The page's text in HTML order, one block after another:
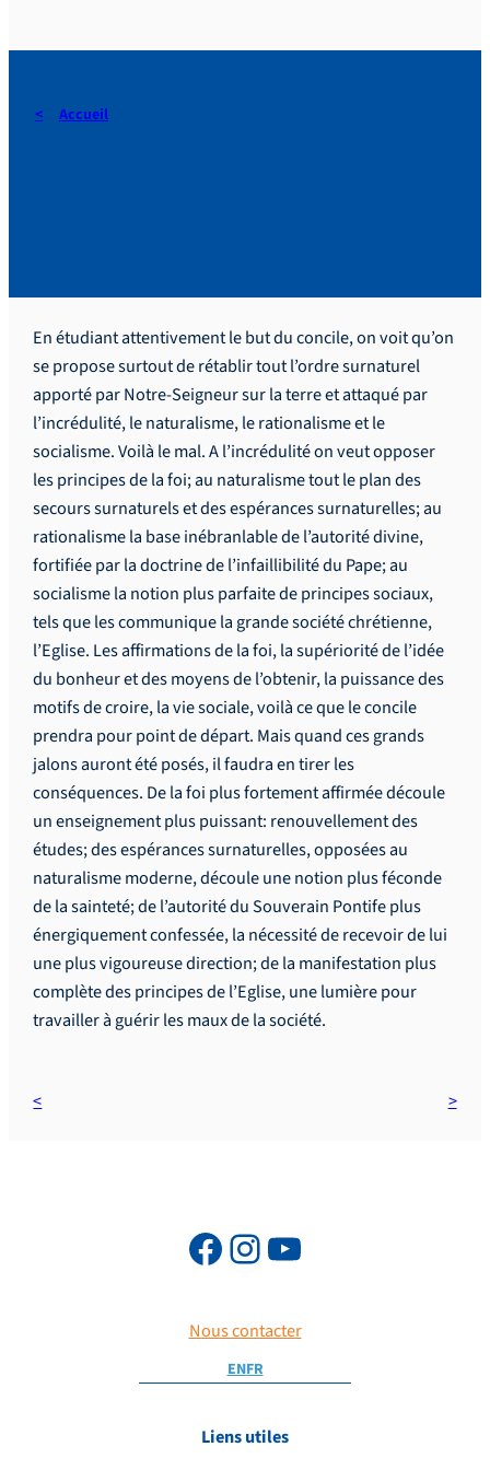
Accueil
En étudiant attentivement le but du concile, on voit qu’on
se propose surtout de rétablir tout l’ordre surnaturel
apporté par Notre-Seigneur sur la terre et attaqué par
l’incrédulité, le naturalisme, le rationalisme et le
socialisme. Voilà le mal. A l’incrédulité on veut opposer
les principes de la foi; au naturalisme tout le plan des
secours surnaturels et des espérances surnaturelles; au
rationalisme la base inébranlable de l’autorité divine,
fortifiée par la doctrine de l’infaillibilité du Pape; au
socialisme la notion plus parfaite de principes sociaux,
tels que les communique la grande société chrétienne,
l’Eglise. Les affirmations de la foi, la supériorité de l’idée
du bonheur et des moyens de l’obtenir, la puissance des
motifs de croire, la vie sociale, voilà ce que le concile
prendra pour point de départ. Mais quand ces grands
jalons auront été posés, il faudra en tirer les
conséquences. De la foi plus fortement affirmée découle
un enseignement plus puissant: renouvellement des
études; des espérances surnaturelles, opposées au
naturalisme moderne, découle une notion plus féconde
de la sainteté; de l’autorité du Souverain Pontife plus
énergiquement confessée, la nécessité de recevoir de lui
une plus vigoureuse direction; de la manifestation plus
complète des principes de l’Eglise, une lumière pour
travailler à guérir les maux de la société.
Nous contacter
ENFR
Liens utiles